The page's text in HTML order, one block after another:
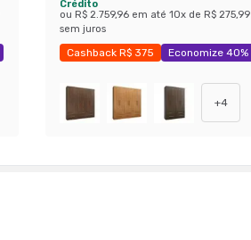
Crédito
ou R$ 2.759,96 em até 10x de R$ 275,99
sem juros
Cashback R$ 375 Economize 40%
+4